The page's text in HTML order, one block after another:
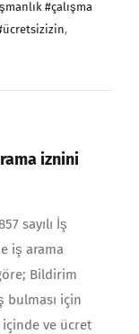
#çalışma
,
iznini
sayılı İş
iş arama
Bildirim
bulması için
ve ücret